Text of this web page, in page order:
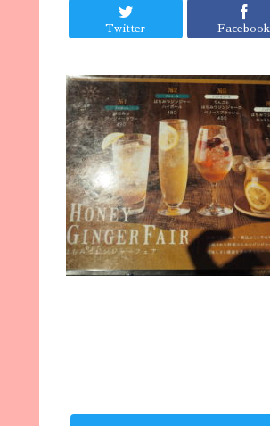
Twitter Facebook